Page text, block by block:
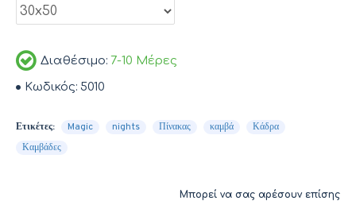
Διαθέσιμο: 7-10 Μέρες
Κωδικός: 5010
Ετικέτες: Magic nights Πίνακας καμβά
Κάδρα
Καμβάδες
Μπορεί να σας αρέσουν επίσης